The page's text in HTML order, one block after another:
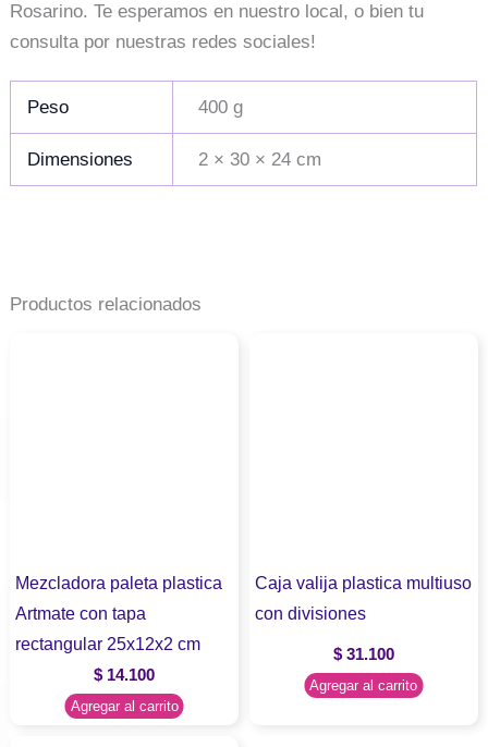
Rosarino. Te esperamos en nuestro local, o bien tu
consulta por nuestras redes sociales!
Peso 400 g
Dimensiones 2 × 30 × 24 cm
Productos relacionados
Mezcladora paleta plastica
Artmate con tapa
rectangular 25x12x2 cm
$ 14.100
Agregar al carrito
Caja valija plastica multiuso
con divisiones
$31.100
Agregar al carrito